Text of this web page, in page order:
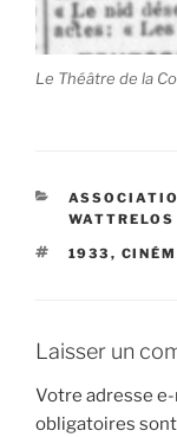
Le Théâtre de la
CATÉGORIES
WATTRELOS
ÉTIQUETTES
1933 ,
Laisser un
Votre adresse
obligatoires